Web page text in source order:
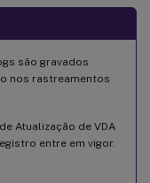
são gravados
nos rastreamentos
Atualização de VDA
entre em vigor.